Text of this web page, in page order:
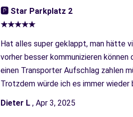
🅿︎ Star Parkplatz 2
★★★★★
Hat alles super geklappt, man hätte
vorher besser kommunizieren können
einen Transporter Aufschlag zahlen
Trotzdem würde ich es immer wieder
Dieter L , Apr 3, 2025